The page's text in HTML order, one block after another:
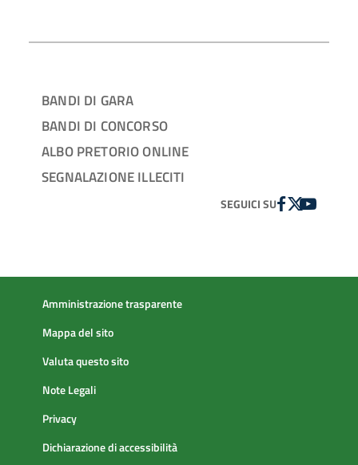
BANDI DI GARA
BANDI DI CONCORSO
ALBO PRETORIO ONLINE
SEGNALAZIONE ILLECITI
SEGUICI SUFACEBOOK
TWITTER
YOUTUBE
Amministrazione trasparente
Mappa del sito
Valuta questo sito
Note Legali
Privacy
Dichiarazione di accessibilità